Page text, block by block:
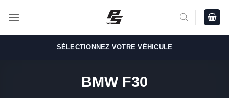
SÉLECTIONNEZ VOTRE VÉHICULE
BMW F30